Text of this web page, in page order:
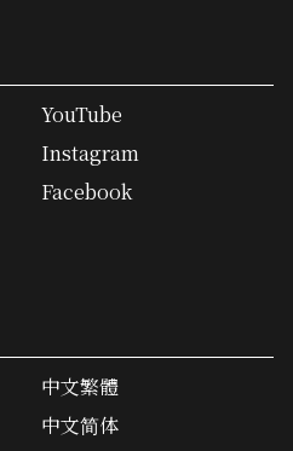
YouTube
Instagram
Facebook
中文繁體
中文简体